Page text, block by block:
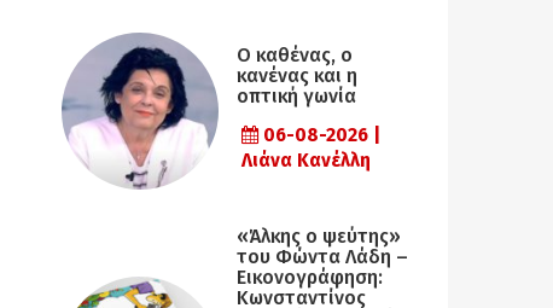
Ο καθένας, ο
κανένας και η
οπτική γωνία
06-08-2026 |
Λιάνα Κανέλλη
«Άλκης ο ψεύτης»
του Φώντα Λάδη –
Εικονογράφηση:
Κωνσταντίνος